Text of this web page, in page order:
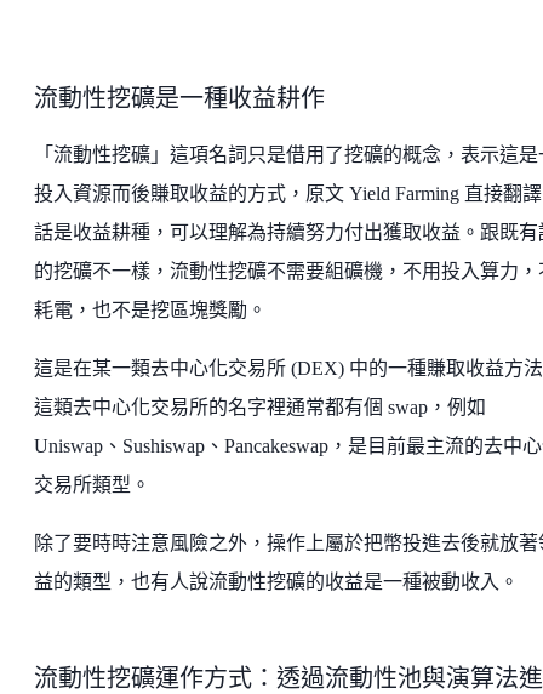
流動性挖礦是一種收益耕作
「流動性挖礦」這項名詞只是借用了挖礦的概念，表示這是
投入資源而後賺取收益的方式，原文 Yield Farming 直接翻
話是收益耕種，可以理解為持續努力付出獲取收益。跟既有
的挖礦不一樣，流動性挖礦不需要組礦機，不用投入算力，
耗電，也不是挖區塊獎勵。
這是在某一類去中心化交易所 (DEX) 中的一種賺取收益方
這類去中心化交易所的名字裡通常都有個 swap，例如
Uniswap、Sushiswap、Pancakeswap，是目前最主流的去中
交易所類型。
除了要時時注意風險之外，操作上屬於把幣投進去後就放著
益的類型，也有人說流動性挖礦的收益是一種被動收入。
流動性挖礦運作方式：透過流動性池與演算法